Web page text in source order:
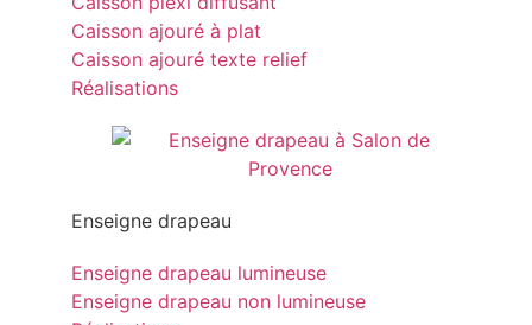
Caisson ajouré à plat
Caisson ajouré texte relief
Réalisations
Enseigne drapeau
Enseigne drapeau lumineuse
Enseigne drapeau non lumineuse